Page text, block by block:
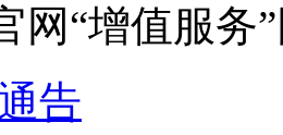
增值服务”
告